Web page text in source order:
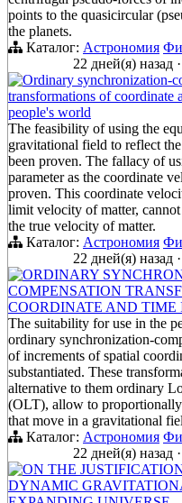
points to the quasicircular
the planets.
Каталог: Астрономия
22 дней(я) назад ·
Ordinary synchronization-
transformations of coordinate
people's world
The feasibility of using the
gravitational field to reflect
been proven. The fallacy of
parameter as the coordinate
proven. This coordinate
limit velocity of matter,
the true velocity of matter.
Каталог: Астрономия
22 дней(я) назад ·
ORDINARY
COMPENSATION
COORDINATE AND TIME
The suitability for use in the
ordinary synchronization-
of increments of spatial
substantiated. These
alternative to them ordinary
(OLT), allow to
that move in a gravitational
Каталог: Астрономия
22 дней(я) назад ·
ON THE
DYNAMIC